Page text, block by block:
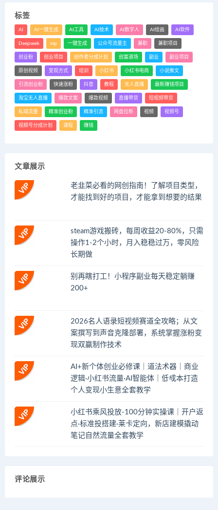
标签
AI AI一键生成 AI工具 AI技术 AI数字人 AI绘画 AI软件
Deepseek mp 一键生成 公众号流量主 兼职 兼职项目
创业粉 创业项目 创作者分成计划 创富道场 副业 副业项目
原创视频 变现方式 培训 小红书 小红书电商 小说推文
引流创业粉 快速涨粉 抖音 教程 无人直播 最新赚钱项目
淘宝无人直播 爆款文案 爆款视频 直播带货 短视频带货
私域流量 精准创业粉 精准引流 网盘拉新 视频 视频号
视频号分成计划 课程 赚钱
文章展示
老韭菜必看的网创指南！了解项目类型，
才能找到好的项目，才能拿到想要的结果
steam游戏搬砖，每周收益20-80%，只需
操作1-2个小时，月入稳稳过万，零风险
长期做
别再瞎打工！小程序副业每天稳定躺赚
200+
2026名人语录短视频赛道全攻略；从文
案撰写到声音克隆部署，系统掌握涨粉变
现双赢制作技术
AI+新个体创业必修课｜道法术器｜商业
逻辑·小红书流量·AI智能体｜低成本打造
个人变现小生意全套教学
小红书乘风投放-100分钟实操课｜开户返
点·标准投搭建·莱卡定向，新店建模撬动
笔记自然流量全套教学
评论展示